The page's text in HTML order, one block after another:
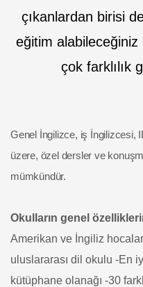
çıkanlardan birisi
eğitim alabileceğiniz
çok farklılık
Genel İngilizce, iş İngilizcesi,
üzere, özel dersler ve
mümkündür.
Okulların genel
Amerikan ve İngiliz hocalar
uluslararası dil okulu -En
kütüphane olanağı -30